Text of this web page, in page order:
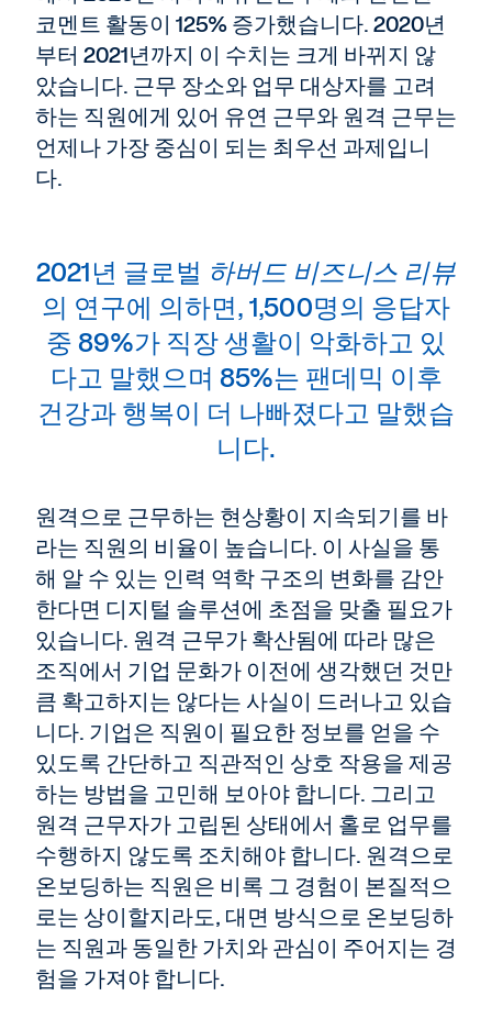
코멘트 활동이 125% 증가했습니다. 2020년
부터 2021년까지 이 수치는 크게 바뀌지 않
았습니다. 근무 장소와 업무 대상자를 고려
하는 직원에게 있어 유연 근무와 원격 근무는
언제나 가장 중심이 되는 최우선 과제입니
다.
2021년 글로벌 하버드 비즈니스 리뷰
의 연구에 의하면, 1,500명의 응답자
중 89%가 직장 생활이 악화하고 있
다고 말했으며 85%는 팬데믹 이후
건강과 행복이 더 나빠졌다고 말했습
니다.
원격으로 근무하는 현상황이 지속되기를 바
라는 직원의 비율이 높습니다. 이 사실을 통
해 알 수 있는 인력 역학 구조의 변화를 감안
한다면 디지털 솔루션에 초점을 맞출 필요가
있습니다. 원격 근무가 확산됨에 따라 많은
조직에서 기업 문화가 이전에 생각했던 것만
큼 확고하지는 않다는 사실이 드러나고 있습
니다. 기업은 직원이 필요한 정보를 얻을 수
있도록 간단하고 직관적인 상호 작용을 제공
하는 방법을 고민해 보아야 합니다. 그리고
원격 근무자가 고립된 상태에서 홀로 업무를
수행하지 않도록 조치해야 합니다. 원격으로
온보딩하는 직원은 비록 그 경험이 본질적으
로는 상이할지라도, 대면 방식으로 온보딩하
는 직원과 동일한 가치와 관심이 주어지는 경
험을 가져야 합니다.